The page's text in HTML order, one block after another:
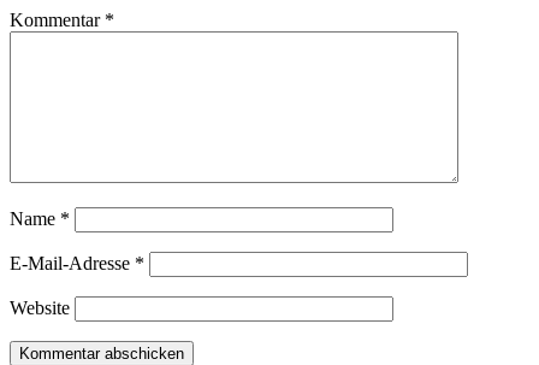
Kommentar *
Name *
E-Mail-Adresse *
Website